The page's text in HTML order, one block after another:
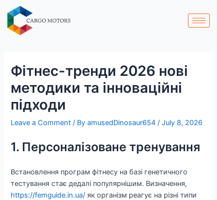
content
Фітнес-тренди 2026 нові
методики та інноваційні
підходи
Leave a Comment / ByamusedDinosaur654/July 8, 2026
1. Персоналізоване тренування
Встановлення програм фітнесу на базі генетичного
тестування стає дедалі популярнішим. Визначення,
https://femguide.in.ua/ як організм реагує на різні типи
Post
navigation